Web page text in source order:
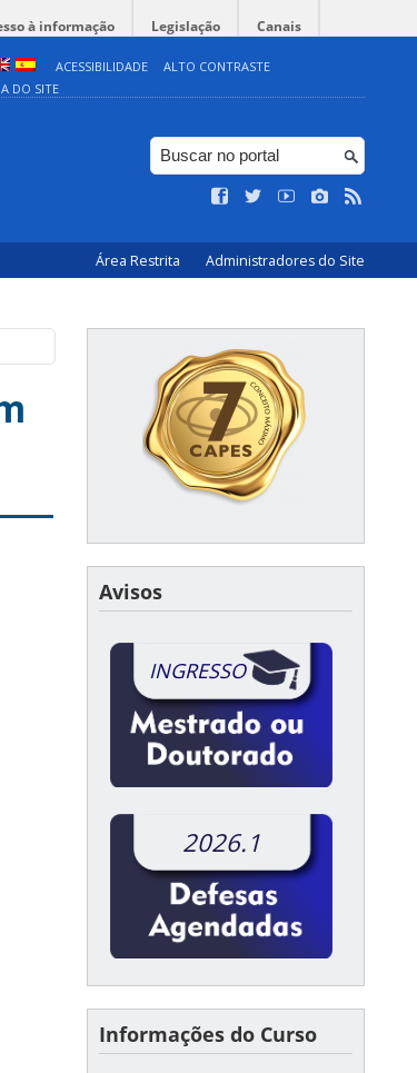
à informação Legislação Canais
ACESSIBILIDADE
ALTO CONTRASTE
DO SITE
Área Restrita Administradores do Site
Avisos
INGRESSO
2026.1
Informações do Curso